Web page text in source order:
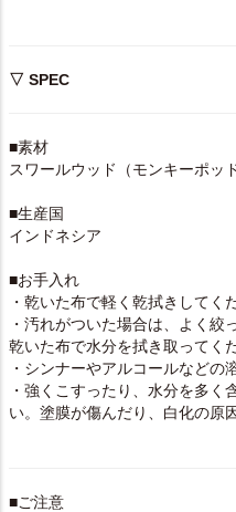
▽ SPEC
■素材
スワールウッド（モンキーポッド
■生産国
インドネシア
■お手入れ
・乾いた布で軽く乾拭きしてく
・汚れがついた場合は、よく絞
乾いた布で水分を拭き取ってく
・シンナーやアルコールなどの
・強くこすったり、水分を多く
い。塗膜が傷んだり、白化の原
■ご注意